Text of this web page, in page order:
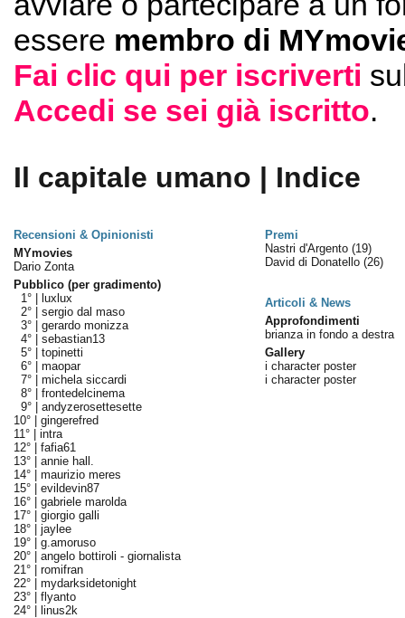
essere membro di
Fai clic qui per iscriverti
Accedi se sei già iscritto.
Il capitale umano | Indice
Recensioni & Opinionisti
Premi
MYmovies
Dario Zonta
Pubblico (per gradimento)
1° |
luxlux
2° | sergio dal maso
3° | gerardo monizza
4° | sebastian13
5° | topinetti
6° | maopar
7° | michela siccardi
8° | frontedelcinema
9° | andyzerosettesette
10° | gingerefred
11° | intra
12° | fafia61
13° | annie hall.
14° | maurizio meres
15° | evildevin87
16° | gabriele marolda
17° | giorgio galli
18° | jaylee
19° | g.amoruso
20° | angelo bottiroli - giornalista
21° | romifran
22° | mydarksidetonight
23° | flyanto
24° |
linus2k
Nastri d'Argento (19)
David di Donatello (26)
Articoli & News
Approfondimenti
brianza in fondo a destra
Gallery
i character poster
i character poster